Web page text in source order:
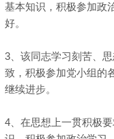
基本知识，积极参加政
好。
3、该同志学习刻苦、
致，积极参加党小组的
继续进步。
4、在思想上一贯积极